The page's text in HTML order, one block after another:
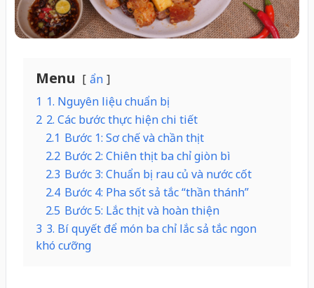
Menu
ẩn
1 1. Nguyên liệu chuẩn bị
2 2. Các bước thực hiện chi tiết
2.1 Bước 1: Sơ chế và chần thịt
2.2 Bước 2: Chiên thịt ba chỉ giòn bì
2.3 Bước 3: Chuẩn bị rau củ và nước cốt
2.4 Bước 4: Pha sốt sả tắc “thần thánh”
2.5 Bước 5: Lắc thịt và hoàn thiện
3 3. Bí quyết để món ba chỉ lắc sả tắc ngon
khó cưỡng